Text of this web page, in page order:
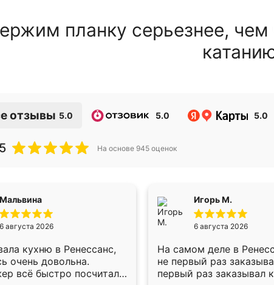
планку серьезнее,
отзывы 5.0 5.0 5.0
На основе 945 оценок
Мальвина
6 августа 2026
кухню в Ренессанс,
очень довольна.
всё быстро посчитала,
Игорь М.
6 августа 2026
На самом деле в
не первый раз
первый раз заказывал